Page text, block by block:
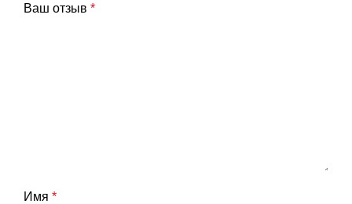
Ваш отзыв *
Имя *